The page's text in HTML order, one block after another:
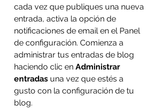
cada vez que publiques una nueva
entrada, activa la opción de
notificaciones de email en el Panel
de configuración. Comienza a
administrar tus entradas de blog
haciendo clic en Administrar
entradas una vez que estés a
gusto con la configuración de tu
blog.